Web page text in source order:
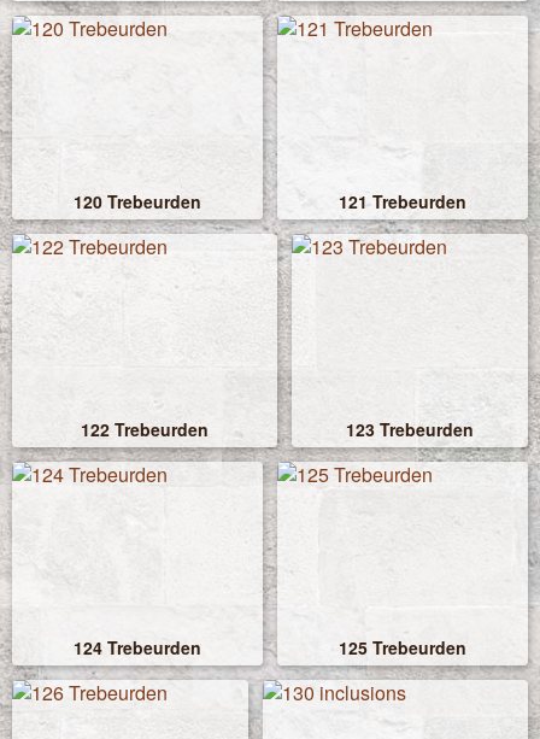
120 Trebeurden 121 Trebeurden
122 Trebeurden 123 Trebeurden
124 Trebeurden 125 Trebeurden